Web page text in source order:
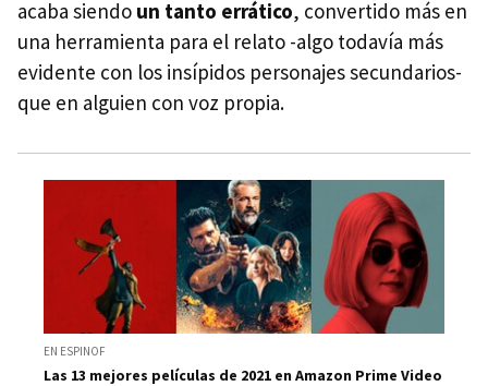
acaba siendo un tanto errático, convertido más en
una herramienta para el relato -algo todavía más
evidente con los insípidos personajes secundarios-
que en alguien con voz propia.
EN ESPINOF
Las 13 mejores películas de 2021 en Amazon Prime Video